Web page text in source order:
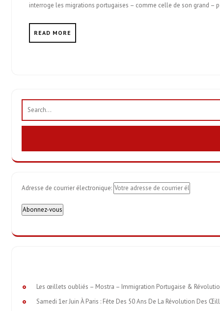
interroge les migrations portugaises – comme celle de son grand –
READ MORE
Adresse de courrier électronique:
Les œillets oubliés – Mostra – Immigration Portugaise &
Samedi 1er Juin À Paris : Fête Des 50 Ans De La Révolution Des